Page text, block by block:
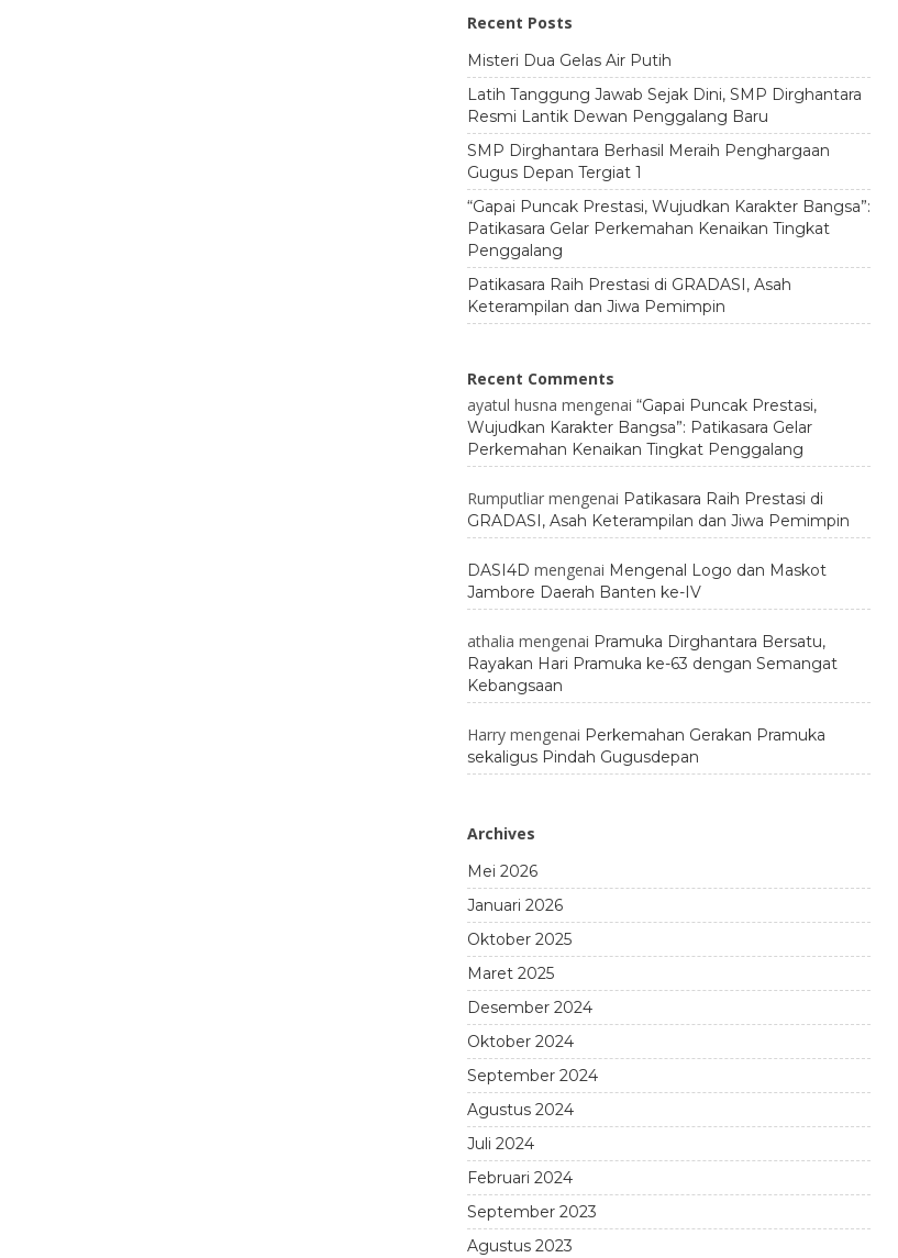
Recent Posts
Misteri Dua Gelas Air Putih
Latih Tanggung Jawab Sejak Dini, SMP Dirghantara
Resmi Lantik Dewan Penggalang Baru
SMP Dirghantara Berhasil Meraih Penghargaan
Gugus Depan Tergiat 1
“Gapai Puncak Prestasi, Wujudkan Karakter Bangsa”:
Patikasara Gelar Perkemahan Kenaikan Tingkat
Penggalang
Patikasara Raih Prestasi di GRADASI, Asah
Keterampilan dan Jiwa Pemimpin
Recent Comments
ayatul husna mengenai “Gapai Puncak Prestasi,
Wujudkan Karakter Bangsa”: Patikasara Gelar
Perkemahan Kenaikan Tingkat Penggalang
Rumputliarmengenai Patikasara Raih Prestasi di
GRADASI, Asah Keterampilan dan Jiwa Pemimpin
DASI4D mengenai Mengenal Logo dan Maskot
Jambore Daerah Banten ke-IV
athalia mengenai Pramuka Dirghantara Bersatu,
Rayakan Hari Pramuka ke-63 dengan Semangat
Kebangsaan
Harrymengenai Perkemahan Gerakan Pramuka
sekaligus Pindah Gugusdepan
Archives
Mei 2026
Januari 2026
Oktober 2025
Maret 2025
Desember 2024
Oktober 2024
September 2024
Agustus 2024
Juli 2024
Februari 2024
September 2023
Agustus 2023